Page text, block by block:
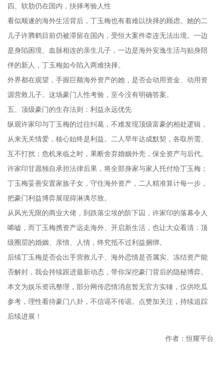
四、软肋仍在国内，抉择考验人性
看似顺遂的海外生活背后，丁玉梅也有着难以抉择的顾虑。她的二
儿子许腾鹤目前仍被滞留在国内，受恒大案件牵连无法出境。一边
是身陷困境、血脉相连的亲生儿子，一边是海外安逸生活与贴身陪
伴的新人，丁玉梅如今陷入两难抉择。
外界都在观望，手握巨额海外资产的她，是否会动用资金、动用资
源营救儿子。这场豪门人性考验，至今没有明确答案。
五、顶级豪门的生存法则：利益永远优先
纵观许家印与丁玉梅的过往纠葛，不难发现顶级富豪的相处逻辑，
从来无关情爱，核心始终是利益。二人早年达成默契，各取所需、
互不打扰；危机来临之时，果断舍弃婚姻外壳，保全资产与后代。
许家印甘愿独自承担法律后果，将全部身家与家人托付给丁玉梅；
丁玉梅妥善安置家族子女，守住海外资产，二人精准算计每一步，
把豪门利益博弈展现得淋漓尽致。
从风光无限的商业大佬，到跌落尘埃的阶下囚，许家印的落幕令人
唏嘘，而丁玉梅携资产远走海外、开启新生活，也让大众看清：顶
级圈层的婚姻、亲情、人情，终究抵不过利益捆绑。
后续丁玉梅是否会出手营救儿子、海外恋情是否属实、冻结资产能
否解封，我会持续跟进最新动态，带你深挖豪门背后的隐秘博弈。
本文为娱乐资讯整理，部分网传恋情消息暂无官方实锤，仅供吃瓜
参考，理性看待豪门八卦，不信谣不传谣。点赞加关注，持续追踪
后续进展！
作者：恒耀平台